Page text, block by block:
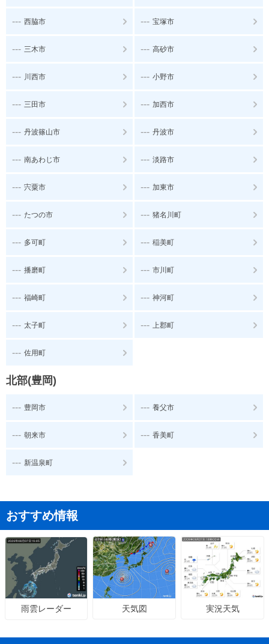
--- 西脇市 --- 宝塚市
--- 三木市 --- 高砂市
--- 川西市 --- 小野市
--- 三田市 --- 加西市
--- 丹波篠山市 --- 丹波市
--- 南あわじ市 --- 淡路市
--- 宍粟市 --- 加東市
--- たつの市 --- 猪名川町
--- 多可町 --- 稲美町
--- 播磨町 --- 市川町
--- 福崎町 --- 神河町
--- 太子町 --- 上郡町
--- 佐用町
北部(豊岡)
--- 豊岡市 --- 養父市
--- 朝来市 --- 香美町
--- 新温泉町
おすすめ情報
雨雲レーダー 天気図 実況天気